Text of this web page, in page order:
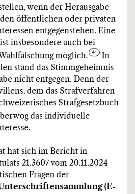
wenn der Herausgabe
öffentlichen oder privaten
entgegenstehen. Eine
insbesondere auch bei
möglich.
In
stand das Stimmgeheimnis
nicht entgegen. Denn der
dem das Strafverfahren
Strafgesetzbuch
das individuelle
hat sich im Bericht in
21.3607 vom 20.11.2024
Fragen der
(E-